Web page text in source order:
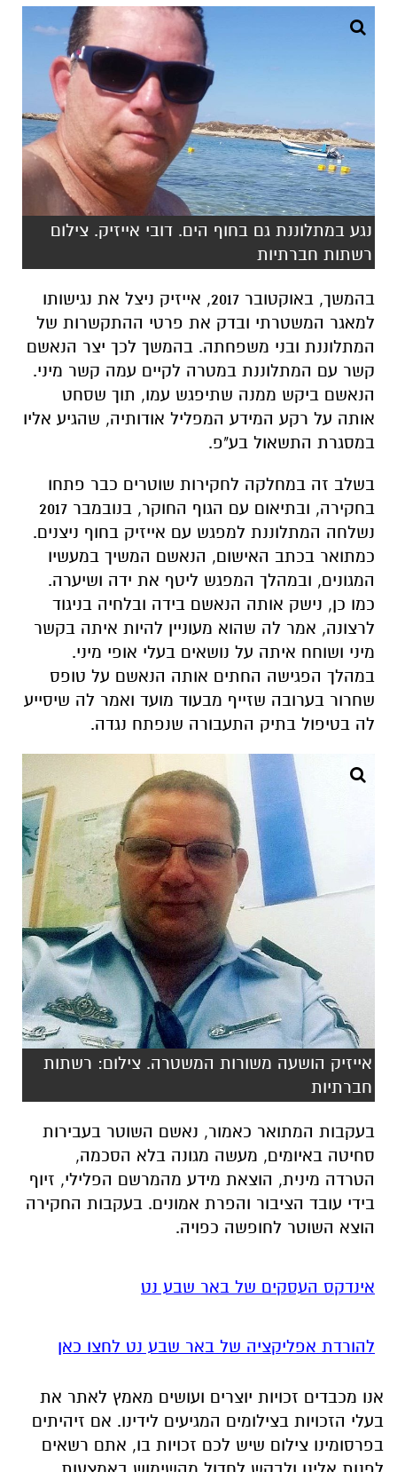
נגע במתלוננת גם בחוף הים. דובי אייזיק. צילום
רשתות חברתיות
בהמשך, באוקטובר 2017, אייזיק ניצל את נגישותו
למאגר המשטרתי ובדק את פרטי ההתקשרות של
המתלוננת ובני משפחתה. בהמשך לכך יצר הנאשם
קשר עם המתלוננת במטרה לקיים עמה קשר מיני.
הנאשם ביקש ממנה שתיפגש עמו, תוך שסחט
אותה על רקע המידע המפליל אודותיה, שהגיע אליו
במסגרת התשאול בע"פ.
בשלב זה במחלקה לחקירות שוטרים כבר פתחו
בחקירה, ובתיאום עם הגוף החוקר, בנובמבר 2017
נשלחה המתלוננת למפגש עם אייזיק בחוף ניצנים.
כמתואר בכתב האישום, הנאשם המשיך במעשיו
המגונים, ובמהלך המפגש ליטף את ידה ושיערה.
כמו כן, נישק אותה הנאשם בידה ובלחיה בניגוד
לרצונה, אמר לה שהוא מעוניין להיות איתה בקשר
מיני ושוחח איתה על נושאים בעלי אופי מיני.
במהלך הפגישה החתים אותה הנאשם על טופס
שחרור בערובה שזייף מבעוד מועד ואמר לה שיסייע
לה בטיפול בתיק התעבורה שנפתח נגדה.
אייזיק הושעה משורות המשטרה. צילום: רשתות
חברתיות
בעקבות המתואר כאמור, נאשם השוטר בעבירות
סחיטה באיומים, מעשה מגונה בלא הסכמה,
הטרדה מינית, הוצאת מידע מהמרשם הפלילי, זיוף
בידי עובד הציבור והפרת אמונים. בעקבות החקירה
הוצא השוטר לחופשה כפויה.
אינדקס העסקים של באר שבע נט
להורדת אפליקציה של באר שבע נט לחצו כאן
אנו מכבדים זכויות יוצרים ועושים מאמץ לאתר את
בעלי הזכויות בצילומים המגיעים לידינו. אם זיהיתים
בפרסומינו צילום שיש לכם זכויות בו, אתם רשאים